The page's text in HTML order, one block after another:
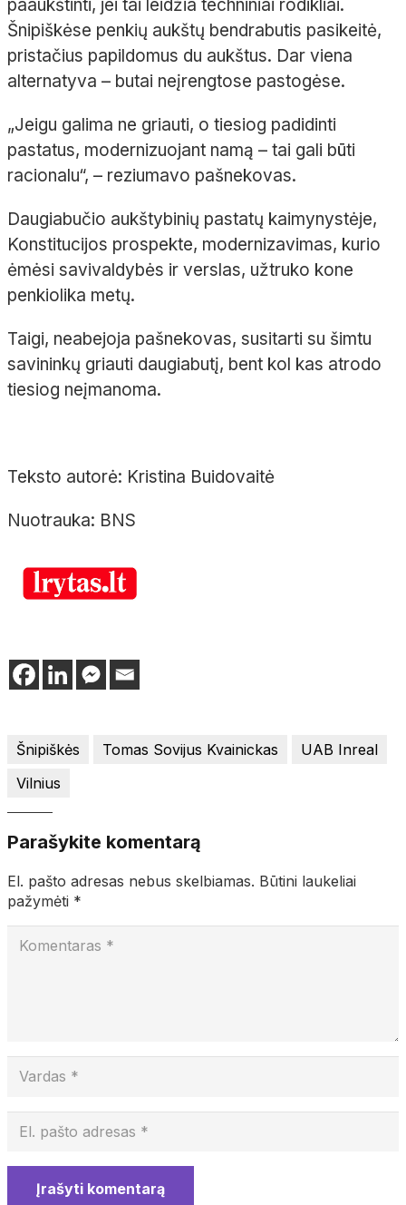
paaukštinti, jei tai leidžia techniniai rodikliai.
Šnipiškėse penkių aukštų bendrabutis pasikeitė,
pristačius papildomus du aukštus. Dar viena
alternatyva – butai neįrengtose pastogėse.
„Jeigu galima ne griauti, o tiesiog padidinti
pastatus, modernizuojant namą – tai gali būti
racionalu“, – reziumavo pašnekovas.
Daugiabučio aukštybinių pastatų kaimynystėje,
Konstitucijos prospekte, modernizavimas, kurio
ėmėsi savivaldybės ir verslas, užtruko kone
penkiolika metų.
Taigi, neabejoja pašnekovas, susitarti su šimtu
savininkų griauti daugiabutį, bent kol kas atrodo
tiesiog neįmanoma.
Teksto autorė: Kristina Buidovaitė
Nuotrauka: BNS
Šnipiškės Tomas Sovijus Kvainickas
UAB Inreal
Vilnius
Parašykite komentarą
El. pašto adresas nebus skelbiamas. Būtini laukeliai
pažymėti *
Įrašyti komentarą